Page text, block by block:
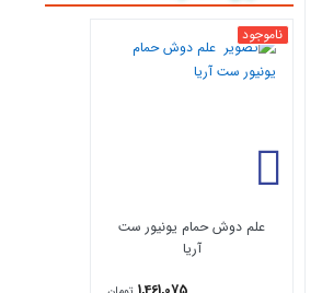
ناموجود
علم دوش حمام یونیور ست
آریا